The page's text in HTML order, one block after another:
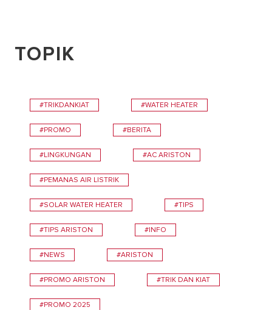
TOPIK
#TRIKDANKIAT #WATER HEATER
#PROMO #BERITA
#LINGKUNGAN #AC ARISTON
#PEMANAS AIR LISTRIK
#SOLAR WATER HEATER #TIPS
#TIPS ARISTON #INFO
#NEWS #ARISTON
#PROMO ARISTON #TRIK DAN KIAT
#PROMO 2025